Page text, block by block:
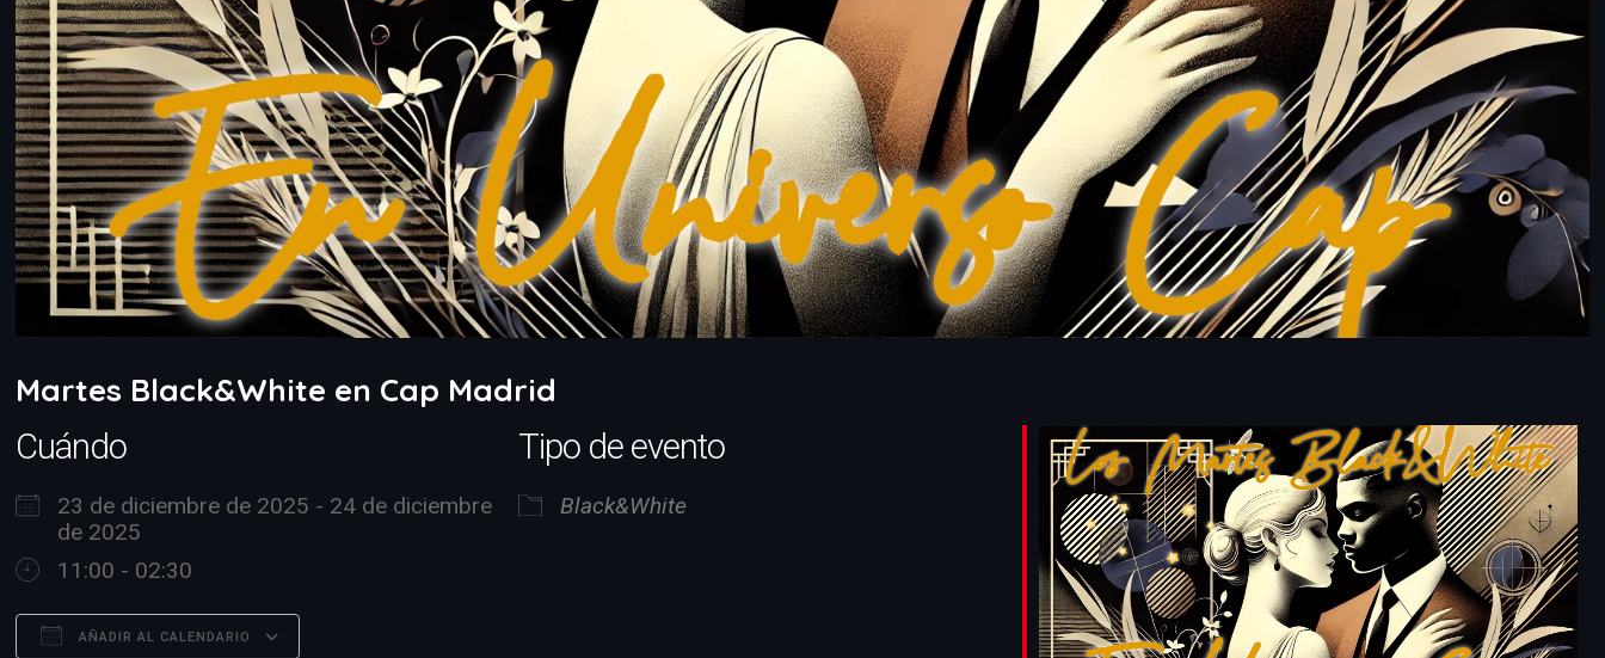
Martes Black&White en Cap Madrid
Cuándo
23 de diciembre de 2025 - 24 de diciembre
de 2025
11:00 - 02:30
AÑADIR AL CALENDARIO
Tipo de evento
Black&White